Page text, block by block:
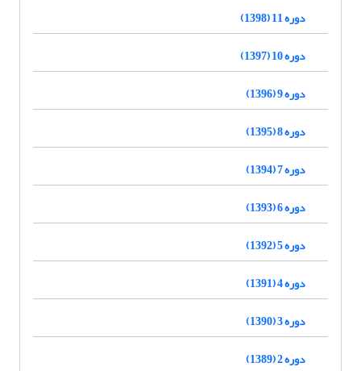
دوره 11 (1398)
دوره 10 (1397)
دوره 9 (1396)
دوره 8 (1395)
دوره 7 (1394)
دوره 6 (1393)
دوره 5 (1392)
دوره 4 (1391)
دوره 3 (1390)
دوره 2 (1389)